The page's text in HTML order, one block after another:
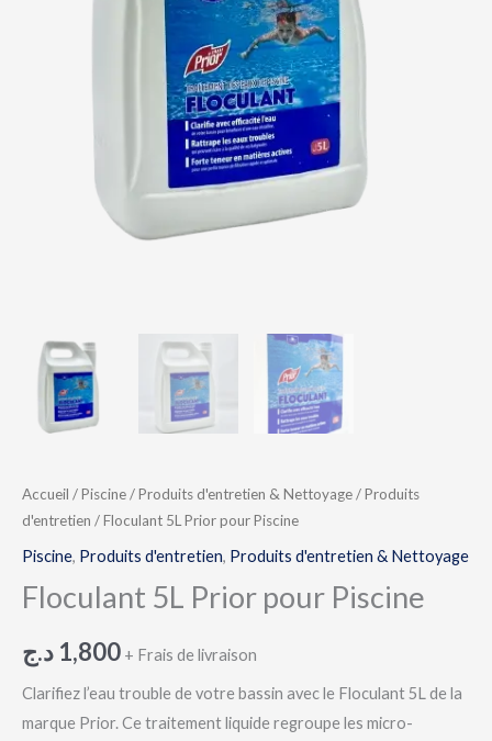
Accueil /Piscine/Produits d'entretien & Nettoyage/Produits
d'entretien / Floculant 5L Prior pour Piscine
Piscine, Produits d'entretien, Produits d'entretien & Nettoyage
Floculant 5L Prior pour Piscine
1,800 د.ج + Frais de livraison
Clarifiez l’eau trouble de votre bassin avec le Floculant 5L de la
marque Prior. Ce traitement liquide regroupe les micro-